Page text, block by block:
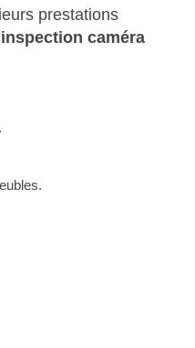
prestations
inspection caméra